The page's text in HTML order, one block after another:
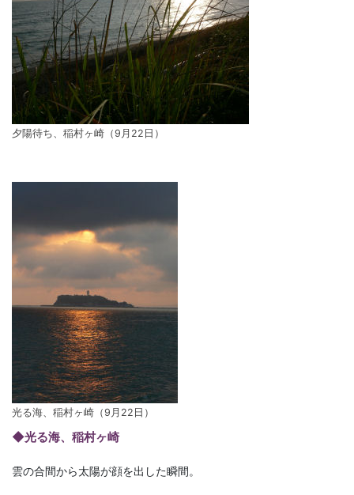
夕陽待ち、稲村ヶ崎（9月22日）
光る海、稲村ヶ崎（9月22日）
◆光る海、稲村ヶ崎
雲の合間から太陽が顔を出した瞬間。